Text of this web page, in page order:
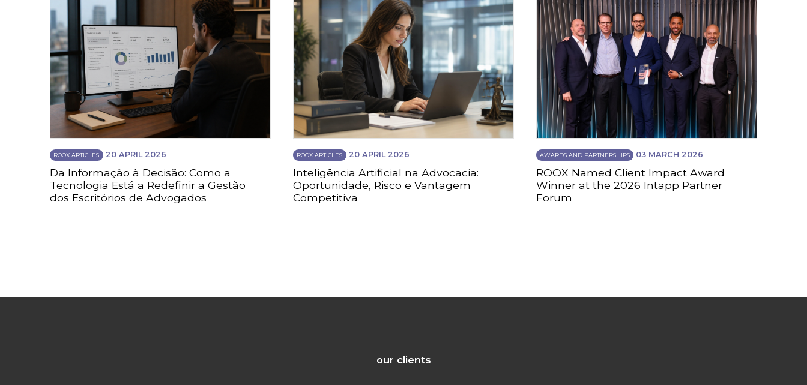
ROOX ARTICLES 20 APRIL 2026
Da Informação à Decisão: Como a
Tecnologia Está a Redefinir a Gestão
dos Escritórios de Advogados
ROOX ARTICLES 20 APRIL 2026
Inteligência Artificial na Advocacia:
Oportunidade, Risco e Vantagem
Competitiva
AWARDS AND PARTNERSHIPS 03 MARCH 2026
ROOX Named Client Impact Award
Winner at the 2026 Intapp Partner
Forum
our clients